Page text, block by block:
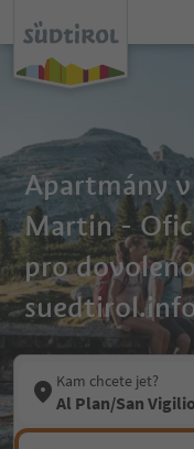
Apartmány
Martin -
pro
Kam chcete jet?
Al Plan/San